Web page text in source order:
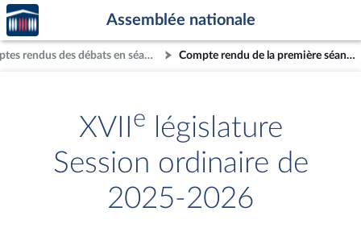
Aller au contenu
Aller en bas de la page
Accèder
à la
page
d'accueil
Assemblée nationale
Comptes rendus des débats en séance Compte rendu de la première séance du lundi 26 janvier 2026
XVII e
législature
Session ordinaire de
2025-2026